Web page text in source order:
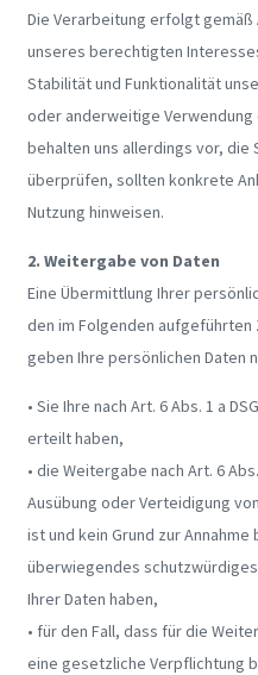
Die Verarbeitung erfolgt gemäß
unseres berechtigten
Stabilität und Funktionalität
oder anderweitige
behalten uns allerdings vor, die
überprüfen, sollten konkrete
Nutzung hinweisen.
2. Weitergabe von Daten
Eine Übermittlung Ihrer
den im Folgenden
geben Ihre persönlichen Daten
• Sie Ihre nach Art. 6 Abs. 1 a
erteilt haben,
• die Weitergabe nach Art. 6
Ausübung oder Verteidigung
ist und kein Grund zur
überwiegendes
Ihrer Daten haben,
• für den Fall, dass für die
eine gesetzliche Verpflichtung